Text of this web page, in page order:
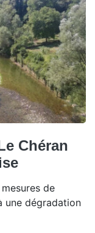
Chéran
de
une dégradation